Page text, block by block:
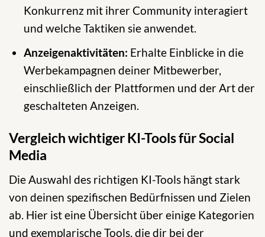
Konkurrenz mit ihrer Community interagiert
und welche Taktiken sie anwendet.
Anzeigenaktivitäten: Erhalte Einblicke in die
Werbekampagnen deiner Mitbewerber,
einschließlich der Plattformen und der Art der
geschalteten Anzeigen.
Vergleich wichtiger KI-Tools für Social
Media
Die Auswahl des richtigen KI-Tools hängt stark
von deinen spezifischen Bedürfnissen und Zielen
ab. Hier ist eine Übersicht über einige Kategorien
und exemplarische Tools, die dir bei der